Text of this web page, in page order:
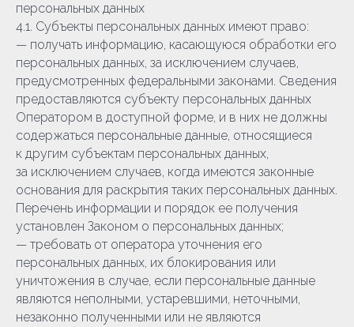
персональных данных
4.1. Субъекты персональных данных имеют право:
— получать информацию, касающуюся обработки его
персональных данных, за исключением случаев,
предусмотренных федеральными законами. Сведения
предоставляются субъекту персональных данных
Оператором в доступной форме, и в них не должны
содержаться персональные данные, относящиеся
к другим субъектам персональных данных,
за исключением случаев, когда имеются законные
основания для раскрытия таких персональных данных.
Перечень информации и порядок ее получения
установлен Законом о персональных данных;
— требовать от оператора уточнения его
персональных данных, их блокирования или
уничтожения в случае, если персональные данные
являются неполными, устаревшими, неточными,
незаконно полученными или не являются